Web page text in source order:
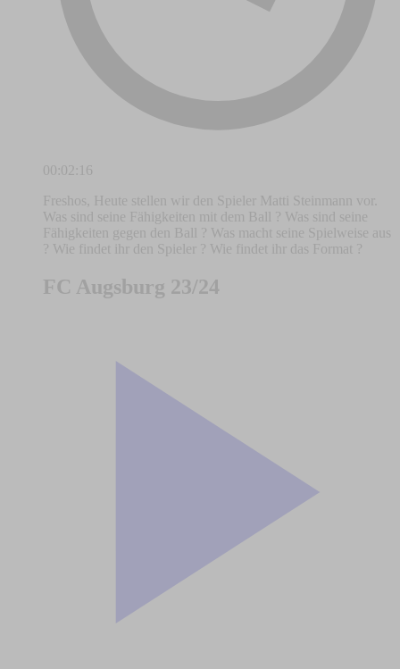
00:02:16
Freshos, Heute stellen wir den Spieler Matti Steinmann vor.
Was sind seine Fähigkeiten mit dem Ball ? Was sind seine
Fähigkeiten gegen den Ball ? Was macht seine Spielweise aus
? Wie findet ihr den Spieler ? Wie findet ihr das Format ?
FC Augsburg 23/24